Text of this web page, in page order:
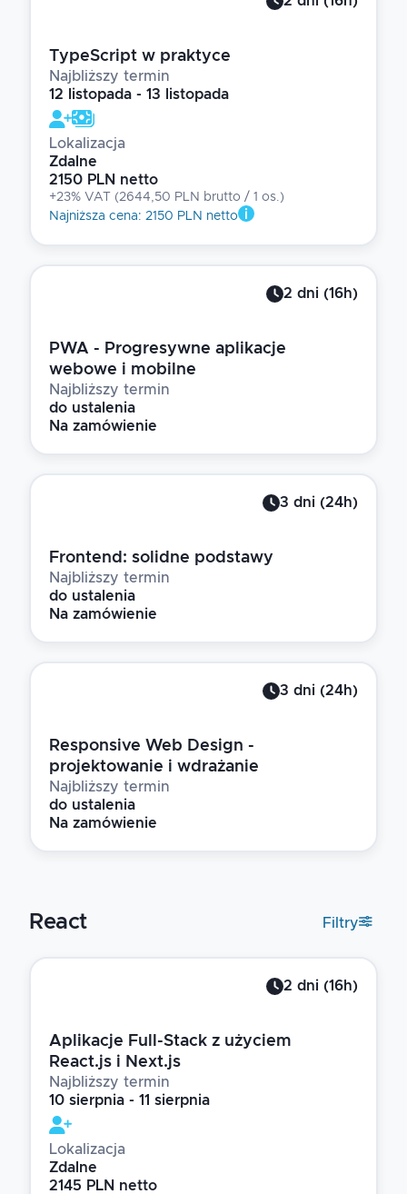
TypeScript w praktyce
Najbliższy termin
12 listopada - 13 listopada
Lokalizacja
Zdalne
2150 PLN netto
+23% VAT (2644,50 PLN brutto / 1 os.)
Najniższa cena: 2150 PLN netto
2 dni (16h)
PWA - Progresywne aplikacje
webowe i mobilne
Najbliższy termin
do ustalenia
Na zamówienie
3 dni (24h)
Frontend: solidne podstawy
Najbliższy termin
do ustalenia
Na zamówienie
3 dni (24h)
Responsive Web Design -
projektowanie i wdrażanie
Najbliższy termin
do ustalenia
Na zamówienie
React Filtry
2 dni (16h)
Aplikacje Full-Stack z użyciem
React.js i Next.js
Najbliższy termin
10 sierpnia - 11 sierpnia
Lokalizacja
Zdalne
2145 PLN netto